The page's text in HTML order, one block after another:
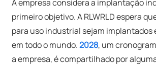
A empresa considera a implantação
primeiro objetivo. A RLWRLD espera
para uso industrial sejam implantados
em todo o mundo.2028, um
a empresa, é compartilhado por